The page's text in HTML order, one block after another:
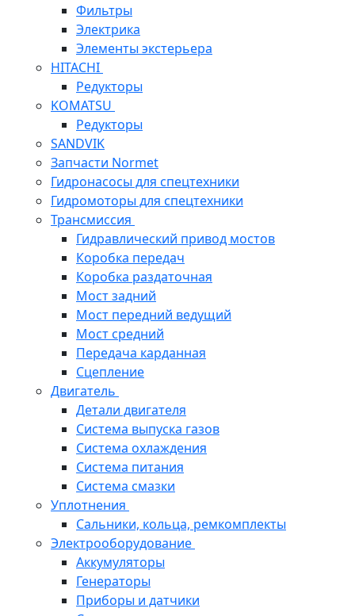
Фильтры
Электрика
Элементы экстерьера
HITACHI
Редукторы
KOMATSU
Редукторы
SANDVIK
Запчасти Normet
Гидронасосы для спецтехники
Гидромоторы для спецтехники
Трансмиссия
Гидравлический привод мостов
Коробка передач
Коробка раздаточная
Мост задний
Мост передний ведущий
Мост средний
Передача карданная
Сцепление
Двигатель
Детали двигателя
Система выпуска газов
Система охлаждения
Система питания
Система смазки
Уплотнения
Сальники, кольца, ремкомплекты
Электрооборудование
Аккумуляторы
Генераторы
Приборы и датчики